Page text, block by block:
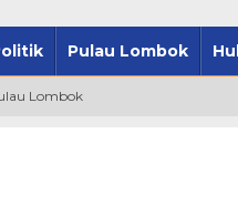
Pulau Lombok
Lombok